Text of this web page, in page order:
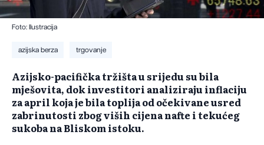
Foto: Ilustracija
azijska berza trgovanje
Azijsko-pacifička tržišta u srijedu su bila
mješovita, dok investitori analiziraju inflaciju
za april koja je bila toplija od očekivane usred
zabrinutosti zbog viših cijena nafte i tekućeg
sukoba na Bliskom istoku.